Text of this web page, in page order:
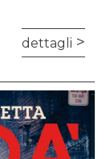
dettagli